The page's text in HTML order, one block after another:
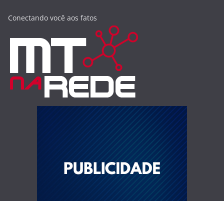
Conectando você aos fatos